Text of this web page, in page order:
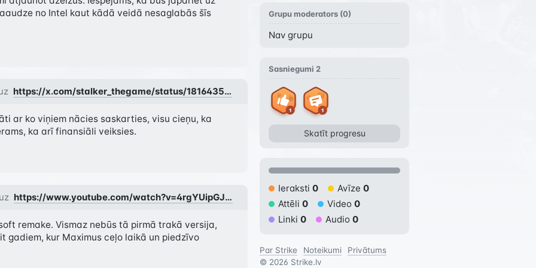
no Intel kaut kādā veidā nesaglabās šīs
https://x.com/stalker_thegame/status/1816435698007699568 smieties vai raudāt 🙂
ar ko viņiem nācies saskarties, visu cieņu, ka
ka arī finansiāli veiksies.
https://www.youtube.com/watch?v=4rgYUipGJNo
remake. Vismaz nebūs tā pirmā trakā versija,
gadiem, kur Maximus ceļo laikā un piedzīvo
Grupu moderators (0)
Nav grupu
Sasniegumi 2
Skatīt progresu
Ieraksti 0 Avīze 0
Attēli 0 Video 0
Linki 0 Audio 0
Par Strike Noteikumi
Privātums
© 2026 Strike.lv